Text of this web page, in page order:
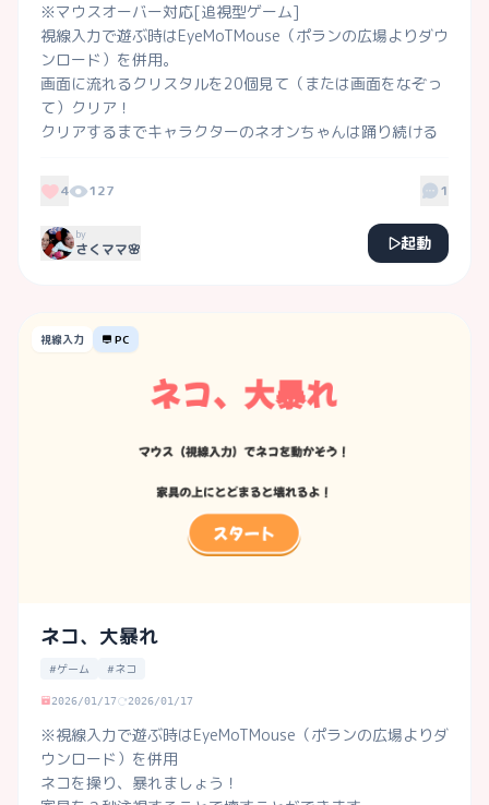
※マウスオーバー対応[追視型ゲーム]
視線入力で遊ぶ時はEyeMoTMouse（ポランの広場よりダウ
ンロード）を併用。
画面に流れるクリスタルを20個見て（または画面をなぞっ
て）クリア！
クリアするまでキャラクターのネオンちゃんは踊り続ける
クリア画面もお楽しみに♡
4 127 1
by
さくママ🌸 起動
視線入力 PC
ネコ、大暴れ
#ゲーム #ネコ
2026/01/17 2026/01/17
※視線入力で遊ぶ時はEyeMoTMouse（ポランの広場よりダ
ウンロード）を併用
ネコを操り、暴れましょう！